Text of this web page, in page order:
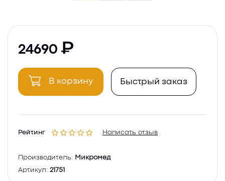
Рейтинг Написать отзыв
Производитель: Микромед
Артикул: 21751
24690
В корзину Быстрый заказ